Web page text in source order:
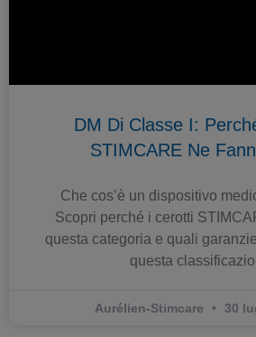
DM Di Classe I:
STIMCARE Ne
Che cos’è un dispositivo
Scopri perché i cerotti
questa categoria e quali
questa
Aurélien-Stimcare 30